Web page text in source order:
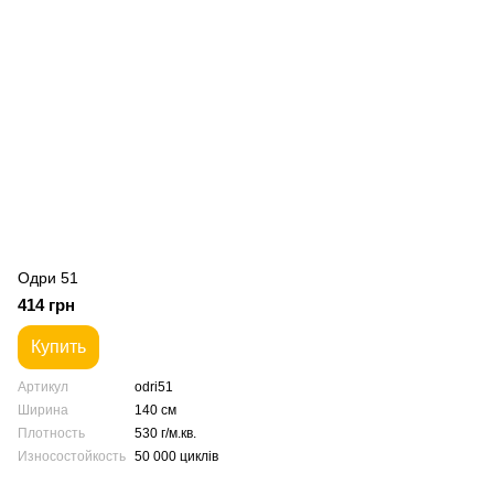
Одри 51
414 грн
Купить
Артикул
odri51
Ширина
140 см
Плотность
530 г/м.кв.
Износостойкость 50 000 циклів